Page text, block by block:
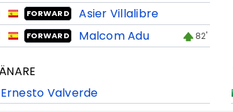
FORWARD
Asier Villalibre
FORWARD Malcom Adu 82'
Ernesto Valverde